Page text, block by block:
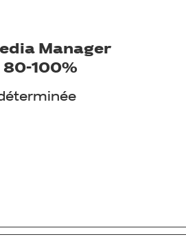
Manager
100%